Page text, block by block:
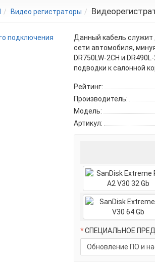
Видео регистраторы
Данный кабель служит
сети автомобиля,
DR750LW-2CH и
подводки к салонной
Рейтинг:
Производитель:
Модель:
Артикул:
СПЕЦИАЛЬНОЕ